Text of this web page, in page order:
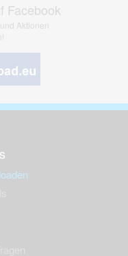
Facebook
Aktionen